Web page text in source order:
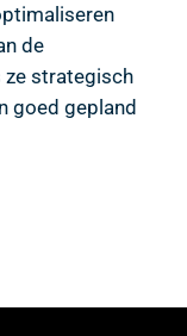
de
strategisch
goed gepland